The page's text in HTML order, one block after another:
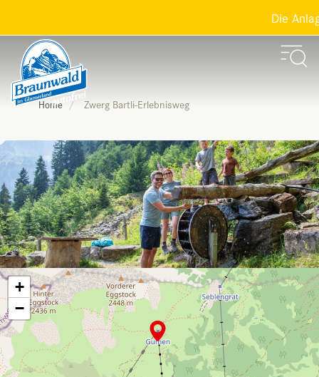
Die
Home Zwerg Bartli-Erlebnisweg
+
−